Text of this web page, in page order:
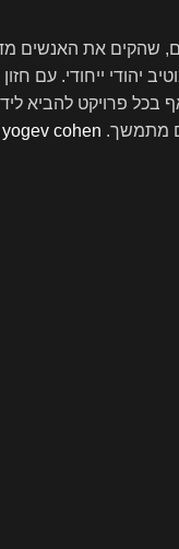
איש פרסום ויזם עם מעל 15 שנות ניסיון
יהודי ייחודי. עם
בכל פרויקט להביא
מתמשך. cohen